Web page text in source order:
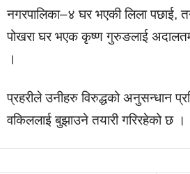
नगरपालिका–४ घर भएकी लिला पछाई,
पोखरा घर भएक कृष्ण गुरुङलाई
।
प्रहरीले उनीहरु विरुद्धको अनुसन्धान
वकिललाई बुझाउने तयारी गरिरहेको छ ।